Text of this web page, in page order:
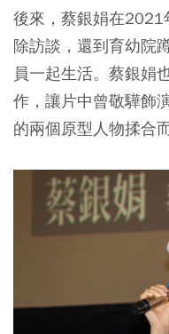
後來，蔡銀娟在2021
除訪談，還到育幼院
員一起生活。蔡銀娟
作，讓片中曾敬驊飾
的兩個原型人物揉合而